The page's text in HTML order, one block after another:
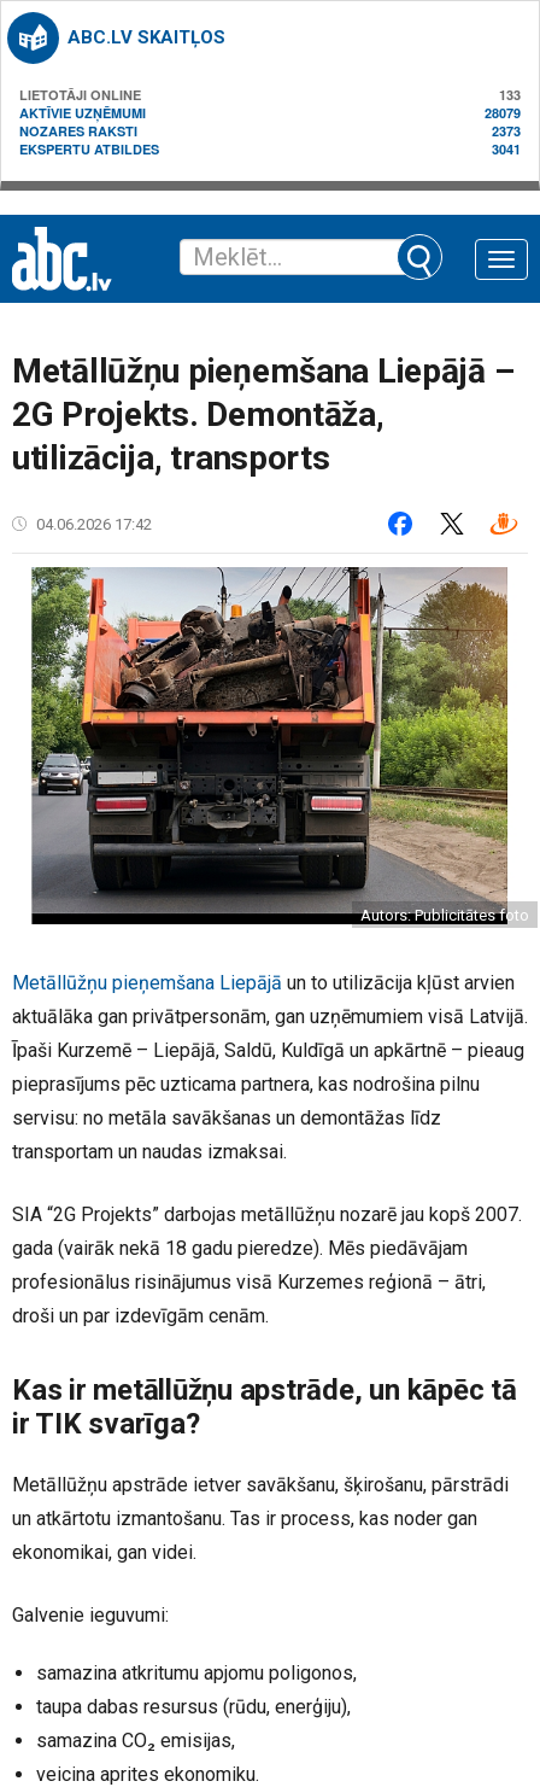
ABC.LV SKAITĻOS
LIETOTĀJI ONLINE
133
AKTĪVIE UZŅĒMUMI
28079
NOZARES RAKSTI
2373
EKSPERTU ATBILDES
3041
Toggle
Metāllūžņu pieņemšana Liepājā –
2G Projekts. Demontāža,
utilizācija, transports
04.06.2026 17:42
Autors: Publicitātes foto
Metāllūžņu pieņemšana Liepājā un to utilizācija kļūst arvien
aktuālāka gan privātpersonām, gan uzņēmumiem visā Latvijā.
Īpaši Kurzemē – Liepājā, Saldū, Kuldīgā un apkārtnē – pieaug
pieprasījums pēc uzticama partnera, kas nodrošina pilnu
servisu: no metāla savākšanas un demontāžas līdz
transportam un naudas izmaksai.
SIA “2G Projekts” darbojas metāllūžņu nozarē jau kopš 2007.
gada (vairāk nekā 18 gadu pieredze). Mēs piedāvājam
profesionālus risinājumus visā Kurzemes reģionā – ātri,
droši un par izdevīgām cenām.
Kas ir metāllūžņu apstrāde, un kāpēc tā
ir TIK svarīga?
Metāllūžņu apstrāde ietver savākšanu, šķirošanu, pārstrādi
un atkārtotu izmantošanu. Tas ir process, kas noder gan
ekonomikai, gan videi.
Galvenie ieguvumi:
samazina atkritumu apjomu poligonos,
taupa dabas resursus (rūdu, enerģiju),
samazina CO₂ emisijas,
veicina aprites ekonomiku.